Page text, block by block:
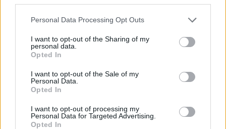
Please note that this website/app uses one or more Google
not limited to your visit or usage behaviour. You may click to
grant or deny consent to Google and its third-party tags to
use your data for below specified purposes in below Google
consent section.
Personal Data Processing Opt Outs
I want to opt-out of the Sharing of my
personal data.
Opted In
I want to opt-out of the Sale of my
Personal Data.
Opted In
I want to opt-out of processing my
Personal Data for Targeted Advertising.
Opted In
A polgári szabadság és a szabad piac
Hogy mindez mennyire valósul meg, az más
kérdés, de ez már nem Jefferson bűne, ahogy
Schuman sem felel egyes uniós cégek és
államok minősíthetetlen módszereiért.